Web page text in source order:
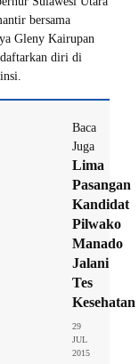
bersama
Gleny Kairupan
diri di
Baca
Juga
Lima
Pasangan
Kandidat
Pilwako
Manado
Jalani
Tes
Kesehatan
29
JUL
2015